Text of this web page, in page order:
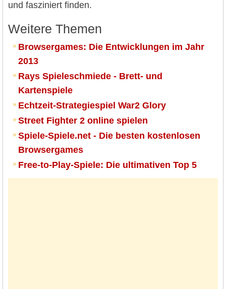
und fasziniert finden.
Weitere Themen
Browsergames: Die Entwicklungen im Jahr
2013
Rays Spieleschmiede - Brett- und
Kartenspiele
Echtzeit-Strategiespiel War2 Glory
Street Fighter 2 online spielen
Spiele-Spiele.net - Die besten kostenlosen
Browsergames
Free-to-Play-Spiele: Die ultimativen Top 5